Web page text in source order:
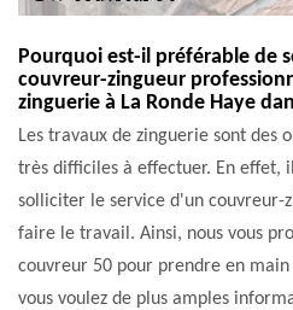
Pourquoi est-il préférable de
couvreur-zingueur
zinguerie à La Ronde Haye
Les travaux de zinguerie sont des
très difficiles à effectuer. En effet,
solliciter le service d'un couvreur-
faire le travail. Ainsi, nous vous
couvreur 50 pour prendre en
vous voulez de plus amples